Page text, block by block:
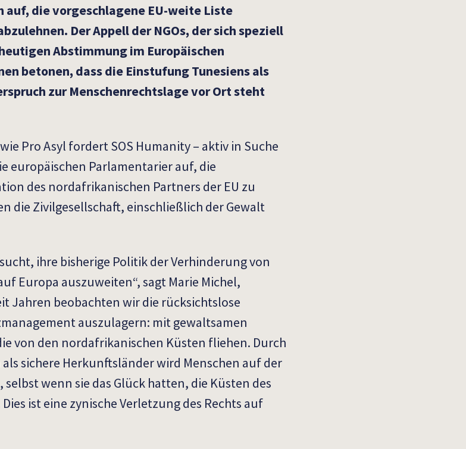
auf, die vorgeschlagene EU-weite Liste
Der Appell der NGOs, der sich speziell
Abstimmung im Europäischen
betonen, dass die Einstufung Tunesiens als
zur Menschenrechtslage vor Ort steht
Pro Asyl fordert SOS Humanity – aktiv in Suche
europäischen Parlamentarier auf, die
des nordafrikanischen Partners der EU zu
die Zivilgesellschaft, einschließlich der Gewalt
ihre bisherige Politik der Verhinderung von
Europa auszuweiten“, sagt Marie Michel,
Jahren beobachten wir die rücksichtslose
auszulagern: mit gewaltsamen
von den nordafrikanischen Küsten fliehen. Durch
sichere Herkunftsländer wird Menschen auf der
wenn sie das Glück hatten, die Küsten des
ist eine zynische Verletzung des Rechts auf